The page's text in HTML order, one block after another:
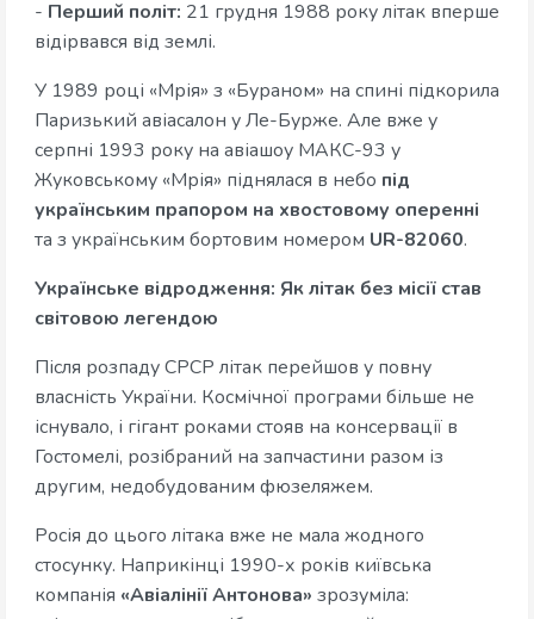
- Перший політ: 21 грудня 1988 року літак вперше
відірвався від землі.
У 1989 році «Мрія» з «Бураном» на спині підкорила
Паризький авіасалон у Ле-Бурже. Але вже у
серпні 1993 року на авіашоу МАКС-93 у
Жуковському «Мрія» піднялася в небо під
українським прапором на хвостовому оперенні
та з українським бортовим номером UR-82060.
Українське відродження: Як літак без місії став
світовою легендою
Після розпаду СРСР літак перейшов у повну
власність України. Космічної програми більше не
існувало, і гігант роками стояв на консервації в
Гостомелі, розібраний на запчастини разом із
другим, недобудованим фюзеляжем.
Росія до цього літака вже не мала жодного
стосунку. Наприкінці 1990-х років київська
компанія «Авіалінії Антонова» зрозуміла: